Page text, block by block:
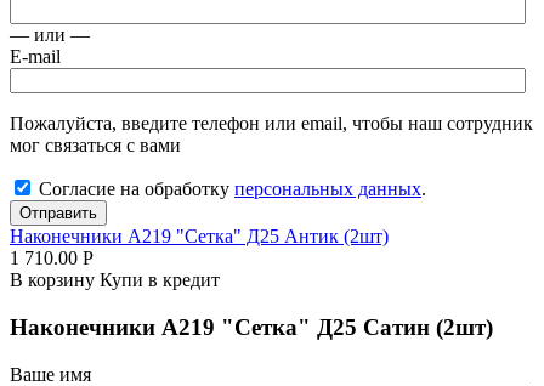
— или —
E-mail
Пожалуйста, введите телефон или email, чтобы наш сотрудник
мог связаться с вами
Согласие на обработку персональных данных.
Отправить
Наконечники А219 "Сетка" Д25 Антик (2шт)
1 710.00 Р
В корзину Купи в кредит
Наконечники А219 "Сетка" Д25 Сатин (2шт)
Ваше имя